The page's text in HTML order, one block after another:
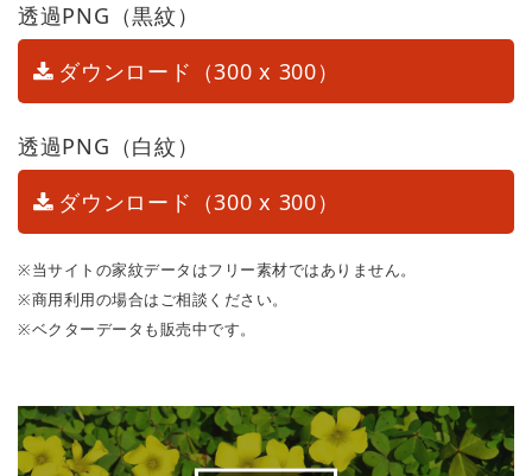
透過PNG（黒紋）
ダウンロード（300 x 300）
透過PNG（白紋）
ダウンロード（300 x 300）
※当サイトの家紋データはフリー素材ではありません。
※商用利用の場合はご相談ください。
※ベクターデータも販売中です。